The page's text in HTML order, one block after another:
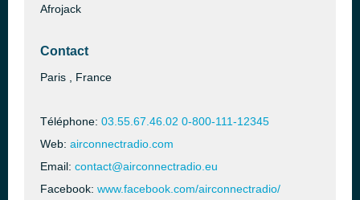
Afrojack
Contact
Paris , France
Téléphone: 03.55.67.46.02 0-800-111-12345
Web: airconnectradio.com
Email: contact@airconnectradio.eu
Facebook: www.facebook.com/airconnectradio/